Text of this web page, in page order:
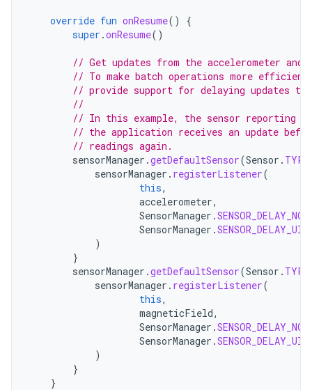
override fun onResume()
{
super .onResume()
// Get updates from the accelerometer and
// To make batch operations more efficient
// provide support for delaying updates
//
// In this example, the sensor reporting
// the application receives an update
// readings again.
sensorManager .getDefaultSensor(Sensor .
sensorManager . registerListener(
this,
accelerometer,
SensorManager .
SensorManager .SENSOR_DELAY_UI
)
}
sensorManager .getDefaultSensor(Sensor .
sensorManager . registerListener(
this,
magneticField,
SensorManager .
SensorManager .SENSOR_DELAY_UI
)
}
}